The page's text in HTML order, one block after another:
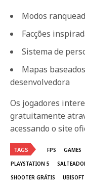
Modos
Facções
Sistema de
Mapas
desenvolvedora
Os jogadores
gratuitamente
acessando o site
TAGS FPS GAMES
PLAYSTATION 5
SHOOTER GRÁTIS
UBISOFT